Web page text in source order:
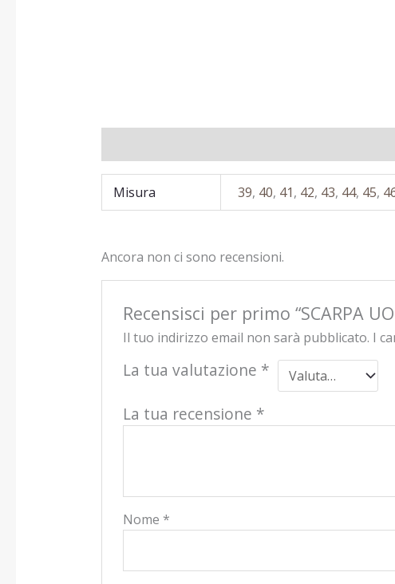
Misura 39, 40, 41, 42, 43, 44, 45,
Ancora non ci sono recensioni.
Recensisci per primo “SCARPA
Il tuo indirizzo email non sarà pubblicato. I
La tua valutazione *
La tua recensione *
Nome *